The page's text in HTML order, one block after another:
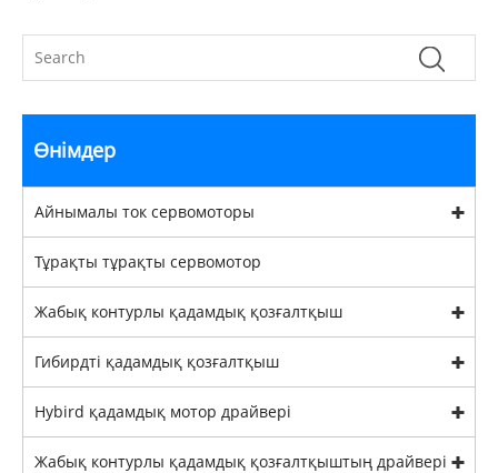
Өнімдер
Айнымалы ток сервомоторы
Тұрақты тұрақты сервомотор
Жабық контурлы қадамдық қозғалтқыш
Гибирдті қадамдық қозғалтқыш
Hybird қадамдық мотор драйвері
Жабық контурлы қадамдық қозғалтқыштың драйвері